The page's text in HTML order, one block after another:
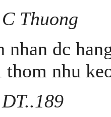
Thuong
nhan dc
nhu